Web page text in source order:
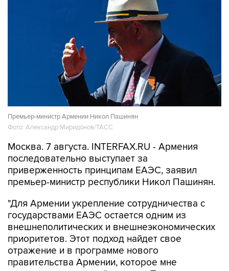
Премьер-министр Армении Никол Пашинян
Фото: Александр Миридонов/ТАСС
Москва. 7 августа. INTERFAX.RU - Армения
приверженность принципам ЕАЭС, заявил
премьер-министр республики Никол Пашинян.
"Для Армении укрепление сотрудничества с
внешнеполитических и внешнеэкономических
приоритетов. Этот подход найдет свое
отражение и в программе нового
правительства Армении, которое мне
доверено возглавить", - сказал Пашинян на
заседании Евразийского межправсовета.